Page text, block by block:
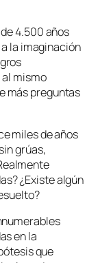
4.500 años
la imaginación
mismo
más preguntas
miles de años
grúas,
¿Existe algún
en la
que